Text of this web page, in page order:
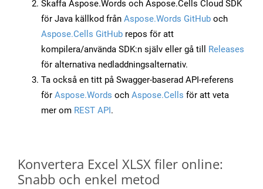
Skaffa Aspose.Words och Aspose.Cells Cloud SDK
för Java källkod från Aspose.Words GitHub och
Aspose.Cells GitHub repos för att
kompilera/använda SDK:n själv eller gå till Releases
för alternativa nedladdningsalternativ.
Ta också en titt på Swagger-baserad API-referens
för Aspose.Words och Aspose.Cells för att veta
mer om REST API.
Konvertera Excel XLSX filer online:
Snabb och enkel metod